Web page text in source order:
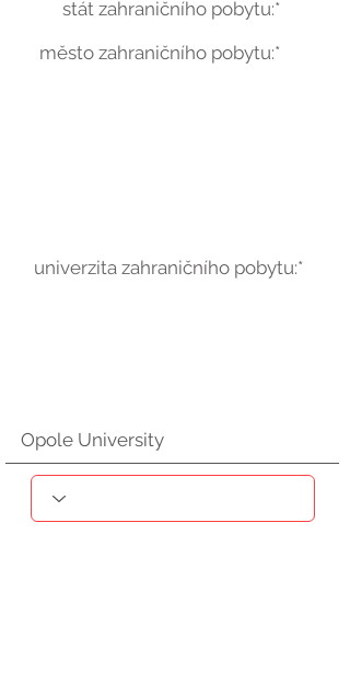
stát zahraničního pobytu:*
město zahraničního pobytu:*
univerzita zahraničního pobytu:*